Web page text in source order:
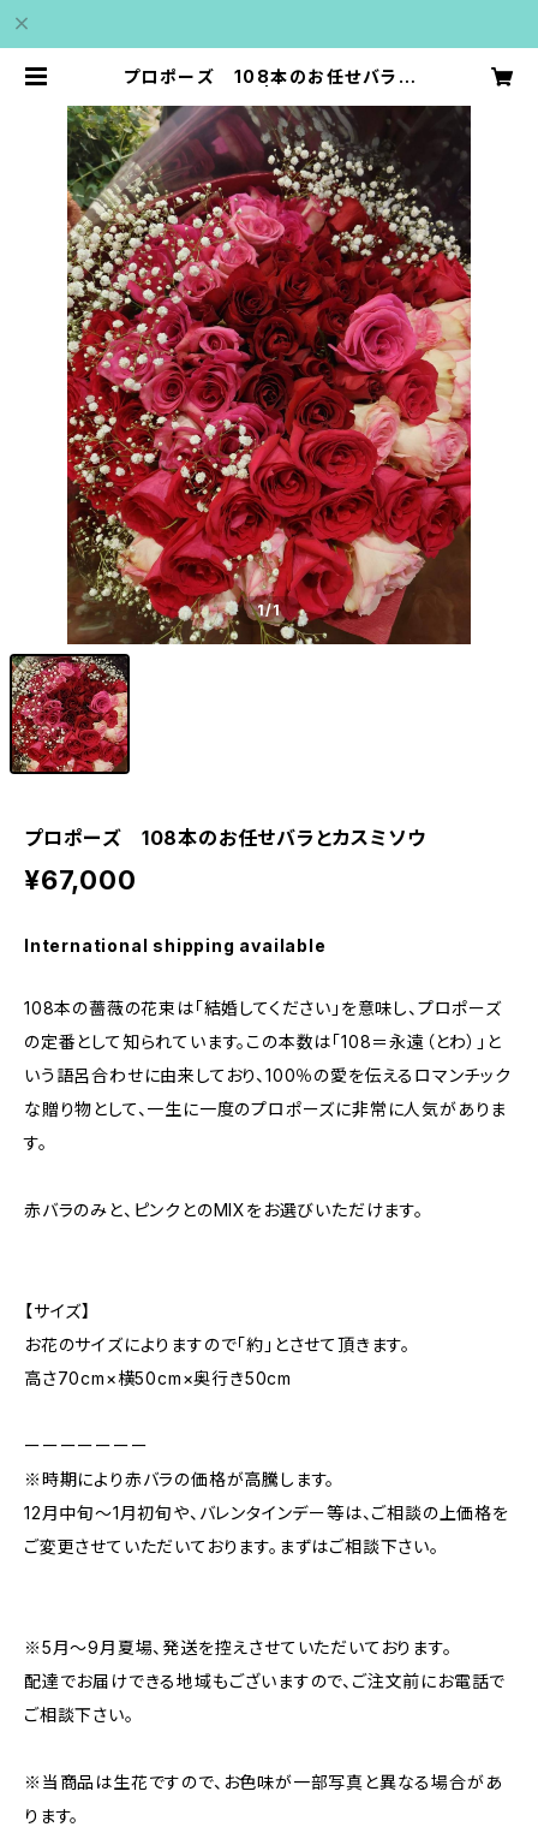
プロポーズ 108本のお任せバラと
1/1
プロポーズ 108本のお任せバラとカスミソウ
¥67,000
International shipping available
108本の薔薇の花束は「結婚してください」を意味し、プロポーズ
の定番として知られています。この本数は「108＝永遠（とわ）」と
いう語呂合わせに由来しており、100％の愛を伝えるロマンチック
な贈り物として、一生に一度のプロポーズに非常に人気がありま
す。
赤バラのみと、ピンクとのMIXをお選びいただけます。
【サイズ】
お花のサイズによりますので「約」とさせて頂きます。
高さ70cm×横50cm×奥行き50cm
ーーーーーーー
※時期により赤バラの価格が高騰します。
12月中旬～1月初旬や、バレンタインデー等は、ご相談の上価格を
ご変更させていただいております。まずはご相談下さい。
※5月～9月夏場、発送を控えさせていただいております。
配達でお届けできる地域もございますので、ご注文前にお電話で
ご相談下さい。
※当商品は生花ですので、お色味が一部写真と異なる場合があ
ります。